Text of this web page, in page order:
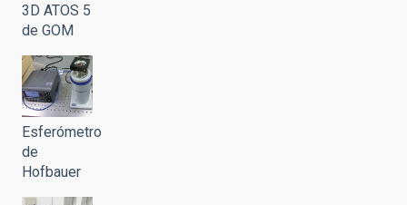
3D ATOS 5
de GOM
Esferómetro
de
Hofbauer